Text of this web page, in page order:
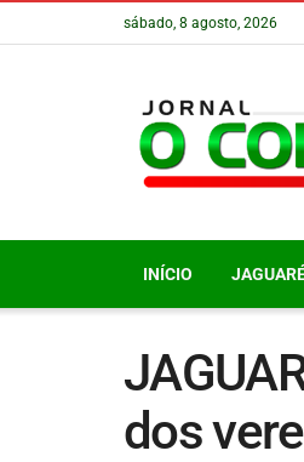
sábado, 8 agosto, 2026
INÍCIO
dos